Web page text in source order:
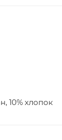
10% хлопок